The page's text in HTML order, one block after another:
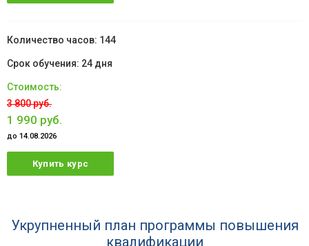
144
24 дня
3 800 руб.
1 990 руб.
до 14.08.2026
Купить курс
Укрупненный план программы повышения
квалификации